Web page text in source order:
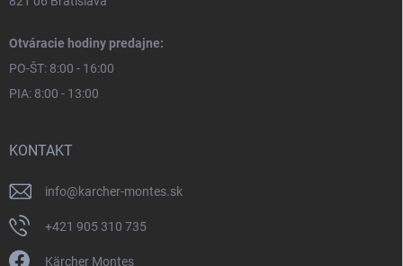
Otváracie hodiny predajne:
PO-ŠT: 8:00 - 16:00
PIA: 8:00 - 13:00
KONTAKT
info@karcher-montes.sk
+421 905 310 735
Kärcher Montes